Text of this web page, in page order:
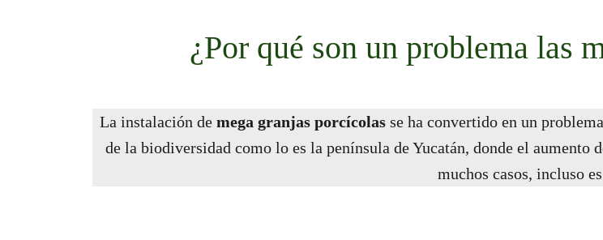
¿Por qué son un problema las
La instalación de mega granjas porcícolasse ha convertido en un
de la biodiversidad como lo es la península de Yucatán, donde el aumento
muchos casos, incluso es